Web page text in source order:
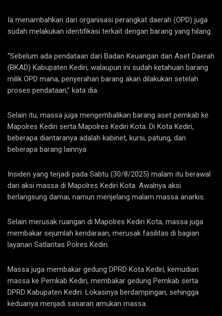
Ia menambahkan dari organisasi perangkat daerah (OPD) juga
sudah melakukan identifikasi terkait dengan barang yang hilang.
“Sebelum ada pendataan dari Badan Keuangan dan Aset Daerah
(BKAD) Kabupaten Kediri, walaupun ini sudah ketahuan barang
milik OPD mana, penyerahan barang akan dilakukan setelah
proses pendataan,” kata dia.
Selain itu, massa juga mengembalikan barang aset pemkab ke
Mapolres Kediri serta Mapolres Kediri Kota. Di Kota Kediri,
beberapa diantaranya adalah kabinet, kursi, patung, dan
beberapa barang lainnya.
Insiden yang terjadi pada Sabtu (30/8/2025) malam itu berawal
dari aksi massa di Mapolres Kediri Kota. Awalnya aksi
berlangsung damai, namun menjelang malam massa anarkis.
Selain merusak ruangan di Mapolres Kediri Kota, massa juga
membakar sejumlah kendaraan, merusak fasilitas di bagian
layanan Satlantas Polres Kediri.
Massa juga membakar gedung DPRD Kota Kediri, kemudian
massa ke Pemkab Kediri, membakar gedung Pemkab serta
DPRD Kabupaten Kediri. Lokasinya berdampingan, sehingga
keduanya menjadi sasaran amukan massa.